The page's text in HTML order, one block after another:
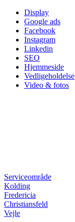
Skip
content
Display
Google ads
Facebook
Instagram
Linkedin
SEO
Hjemmeside
Vedligeholdelse
Video & fotos
Serviceområde
Kolding
Fredericia
Christiansfeld
Vejle